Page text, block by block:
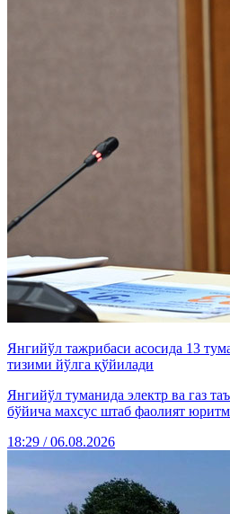
Янгийўл тажрибаси асосида 13
тизими йўлга қўйилади
Янгийўл туманида электр ва газ
бўйича махсус штаб фаолият
18:29 / 06.08.2026